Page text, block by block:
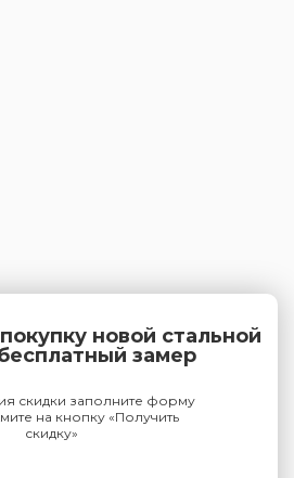
новой стальной
замер
скидки заполните форму
на кнопку «Получить
скидку»